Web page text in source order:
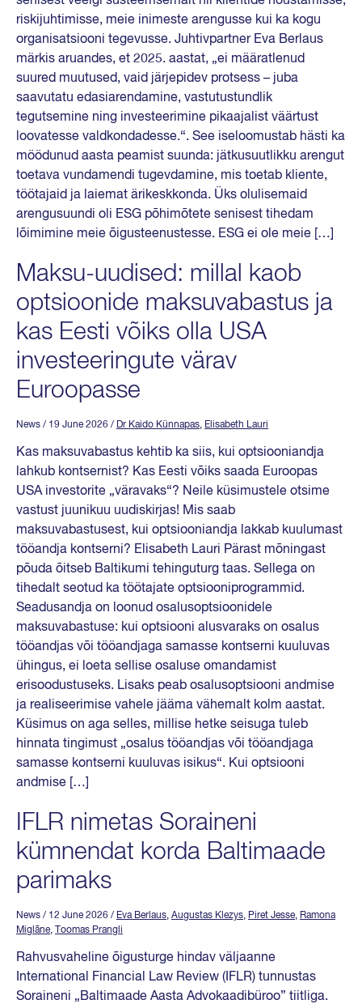
riskijuhtimisse, meie inimeste arengusse kui ka kogu
organisatsiooni tegevusse. Juhtivpartner Eva Berlaus
märkis aruandes, et 2025. aastat, „ei määratlenud
suured muutused, vaid järjepidev protsess – juba
saavutatu edasiarendamine, vastutustundlik
tegutsemine ning investeerimine pikaajalist väärtust
loovatesse valdkondadesse.“. See iseloomustab hästi ka
möödunud aasta peamist suunda: jätkusuutlikku arengut
toetava vundamendi tugevdamine, mis toetab kliente,
töötajaid ja laiemat ärikeskkonda. Üks olulisemaid
arengusuundi oli ESG põhimõtete senisest tihedam
lõimimine meie õigusteenustesse. ESG ei ole meie […]
Maksu-uudised: millal kaob
optsioonide maksuvabastus ja
kas Eesti võiks olla USA
investeeringute värav
Euroopasse
News / 19 June 2026 / Dr Kaido Künnapas, Elisabeth Lauri
Kas maksuvabastus kehtib ka siis, kui optsiooniandja
lahkub kontsernist? Kas Eesti võiks saada Euroopas
USA investorite „väravaks“? Neile küsimustele otsime
vastust juunikuu uudiskirjas! Mis saab
maksuvabastusest, kui optsiooniandja lakkab kuulumast
tööandja kontserni? Elisabeth Lauri Pärast mõningast
põuda õitseb Baltikumi tehinguturg taas. Sellega on
tihedalt seotud ka töötajate optsiooniprogrammid.
Seadusandja on loonud osalusoptsioonidele
maksuvabastuse: kui optsiooni alusvaraks on osalus
tööandjas või tööandjaga samasse kontserni kuuluvas
ühingus, ei loeta sellise osaluse omandamist
erisoodustuseks. Lisaks peab osalusoptsiooni andmise
ja realiseerimise vahele jääma vähemalt kolm aastat.
Küsimus on aga selles, millise hetke seisuga tuleb
hinnata tingimust „osalus tööandjas või tööandjaga
samasse kontserni kuuluvas isikus“. Kui optsiooni
andmise […]
IFLR nimetas Soraineni
kümnendat korda Baltimaade
parimaks
News / 12 June 2026 / Eva Berlaus, Augustas Klezys, Piret Jesse, Ramona
Miglāne, Toomas Prangli
Rahvusvaheline õigusturge hindav väljaanne
International Financial Law Review (IFLR) tunnustas
Soraineni „Baltimaade Aasta Advokaadibüroo” tiitliga.